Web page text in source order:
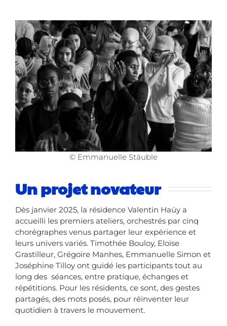
© Emmanuelle Stäuble
Un projet novateur
Dès janvier 2025, la résidence Valentin Haüy a
accueilli les premiers ateliers, orchestrés par cinq
chorégraphes venus partager leur expérience et
leurs univers variés. Timothée Bouloy, Eloïse
Grastilleur, Grégoire Manhes, Emmanuelle Simon et
Joséphine Tilloy ont guidé les participants tout au
long des séances, entre pratique, échanges et
répétitions. Pour les résidents, ce sont, des gestes
partagés, des mots posés, pour réinventer leur
quotidien à travers le mouvement.